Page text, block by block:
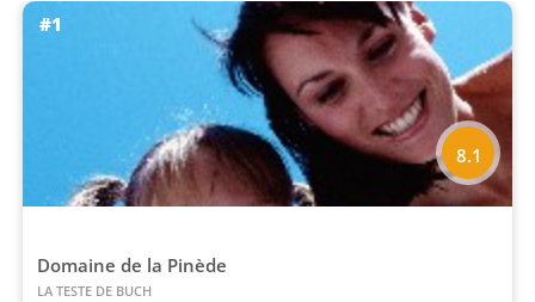
#1
Domaine de la Pinède
LA TESTE DE BUCH
8.1